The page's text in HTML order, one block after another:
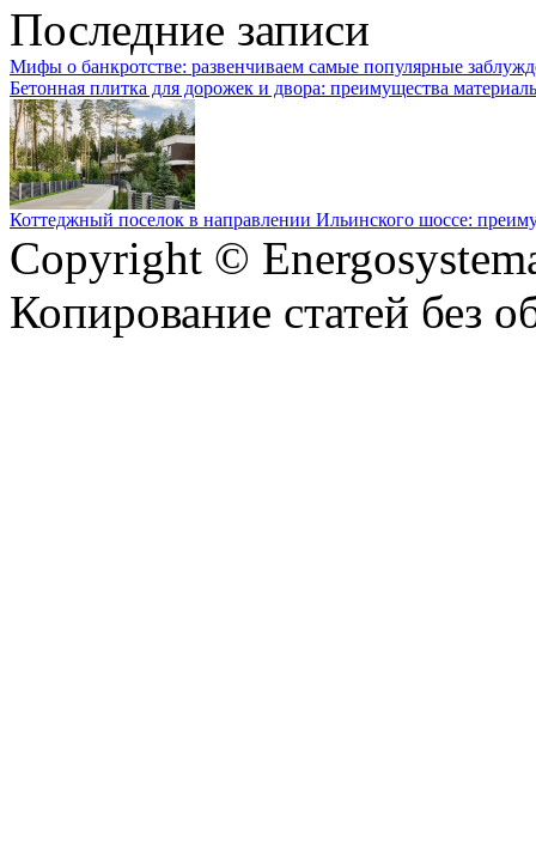
Последние записи
Мифы о банкротстве: развенчиваем самые популярные
Бетонная плитка для дорожек и двора: преимущества
Коттеджный поселок в направлении Ильинского шоссе:
Copyright ©
Копирование статей без